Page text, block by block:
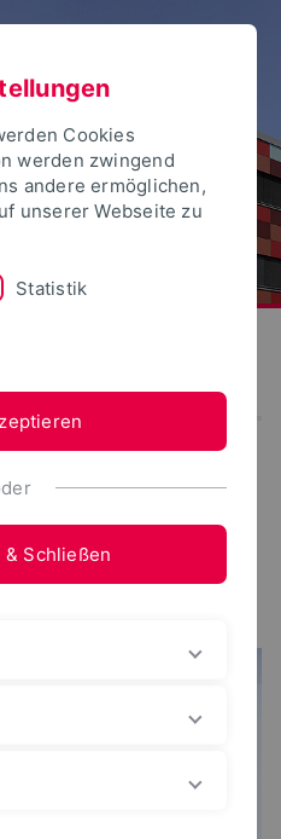
Cookies
werden zwingend
andere ermöglichen,
unserer Webseite zu
Statistik
Schließen